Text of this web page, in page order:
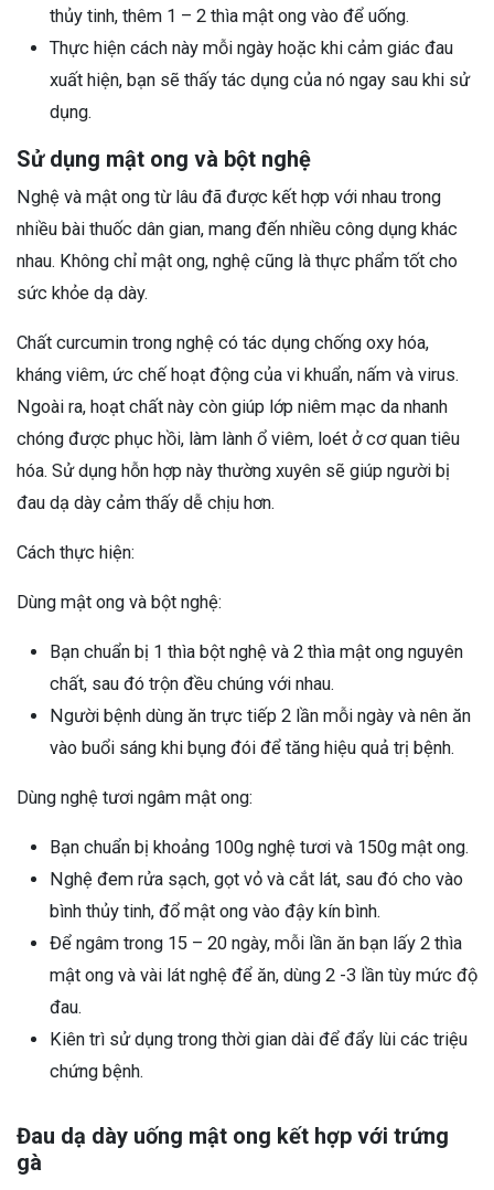
thủy tinh, thêm 1 – 2 thìa mật ong vào để uống.
Thực hiện cách này mỗi ngày hoặc khi cảm giác đau
xuất hiện, bạn sẽ thấy tác dụng của nó ngay sau khi sử
dụng.
Sử dụng mật ong và bột nghệ
Nghệ và mật ong từ lâu đã được kết hợp với nhau trong
nhiều bài thuốc dân gian, mang đến nhiều công dụng khác
nhau. Không chỉ mật ong, nghệ cũng là thực phẩm tốt cho
sức khỏe dạ dày.
Chất curcumin trong nghệ có tác dụng chống oxy hóa,
kháng viêm, ức chế hoạt động của vi khuẩn, nấm và virus.
Ngoài ra, hoạt chất này còn giúp lớp niêm mạc da nhanh
chóng được phục hồi, làm lành ổ viêm, loét ở cơ quan tiêu
hóa. Sử dụng hỗn hợp này thường xuyên sẽ giúp người bị
đau dạ dày cảm thấy dễ chịu hơn.
Cách thực hiện:
Dùng mật ong và bột nghệ:
Bạn chuẩn bị 1 thìa bột nghệ và 2 thìa mật ong nguyên
chất, sau đó trộn đều chúng với nhau.
Người bệnh dùng ăn trực tiếp 2 lần mỗi ngày và nên ăn
vào buổi sáng khi bụng đói để tăng hiệu quả trị bệnh.
Dùng nghệ tươi ngâm mật ong:
Bạn chuẩn bị khoảng 100g nghệ tươi và 150g mật ong.
Nghệ đem rửa sạch, gọt vỏ và cắt lát, sau đó cho vào
bình thủy tinh, đổ mật ong vào đậy kín bình.
Để ngâm trong 15 – 20 ngày, mỗi lần ăn bạn lấy 2 thìa
mật ong và vài lát nghệ để ăn, dùng 2 -3 lần tùy mức độ
đau.
Kiên trì sử dụng trong thời gian dài để đẩy lùi các triệu
chứng bệnh.
Đau dạ dày uống mật ong kết hợp với trứng
gà